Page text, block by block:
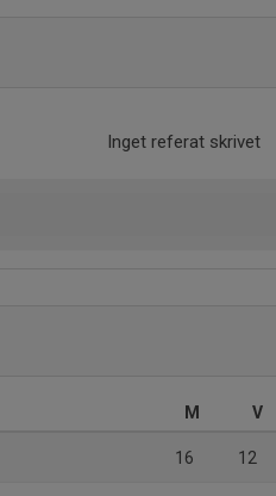
Inget referat skrivet
M V
16 12